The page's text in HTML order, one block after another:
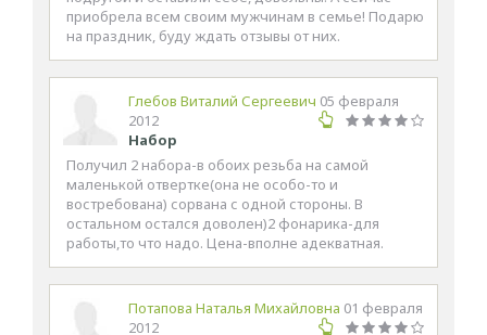
приобрела всем своим мужчинам в семье! Подарю
на праздник, буду ждать отзывы от них.
Глебов Виталий Сергеевич 05 февраля
2012
Набор
Получил 2 набора-в обоих резьба на самой
маленькой отвертке(она не особо-то и
востребована) сорвана с одной стороны. В
остальном остался доволен)2 фонарика-для
работы,то что надо. Цена-вполне адекватная.
Пoтапoва Наталья Михайловна 01 февраля
2012